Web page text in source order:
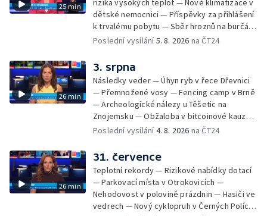
25 min
rizika vysokých teplot — Nové klimatizace v
dětské nemocnici — Příspěvky za přihlášení
k trvalému pobytu — Sběr hroznů na burčák
— Dokončení oprav vedení — Skončil termín
vody v obcích — Vyschlá koryta potoků —
Sdílení strážníků na Brněnsku
Poslední vysílání5. 8. 2026 na ČT24
26 min
3. srpna
Následky veder — Úhyn ryb v řece Dřevnici
— Přemnožené vosy — Fencing camp v Brně
— Archeologické nálezy u Těšetic na
Znojemsku — Obžaloba v bitcoinové kauze
— Přestavba silnice přes Bzenec na
Zašové — Letní opravy divadel — Český hlas
ve vesmíru
Poslední vysílání4. 8. 2026 na ČT24
26 min
31. července
Teplotní rekordy — Rizikové nabídky dotací
— Parkovací místa v Otrokovicích —
Nehodovost v polovině prázdnin — Hasiči ve
vedrech — Nový cyklopruh v Černých Polích